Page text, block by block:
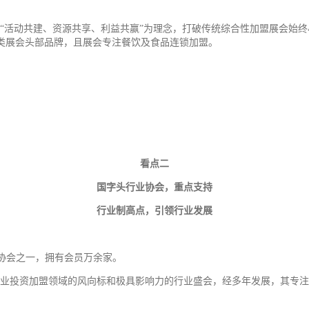
动共建、资源共享、利益共赢”为理念，打破传统综合性加盟展会始
会头部品牌，且展会专注餐饮及食品连锁加盟。
看点二
国字头行业协会，重点支持
行业制高点，引领行业发展
之一，拥有会员万余家。
投资加盟领域的风向标和极具影响力的行业盛会，经多年发展，其专